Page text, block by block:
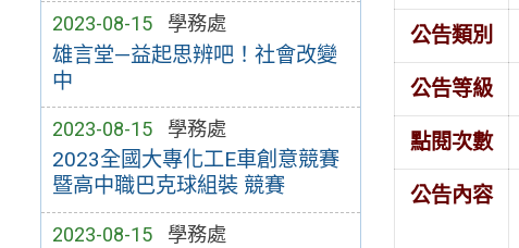
2023-08-15 學務處
雄言堂—益起思辨吧！社會改變
中
2023-08-15 學務處
2023全國大專化工E車創意競賽
暨高中職巴克球組裝 競賽
2023-08-15 學務處
公告類別
公告等級
點閱次數
公告內容